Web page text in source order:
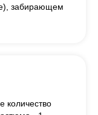
забирающем
количество